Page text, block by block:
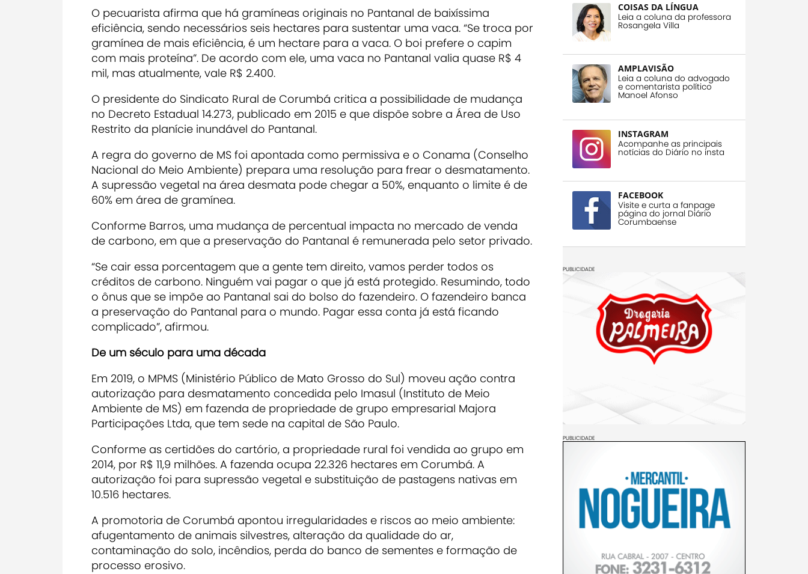
O pecuarista afirma que há gramíneas originais no Pantanal de baixíssima
eficiência, sendo necessários seis hectares para sustentar uma vaca. “Se troca por
gramínea de mais eficiência, é um hectare para a vaca. O boi prefere o capim
com mais proteína”. De acordo com ele, uma vaca no Pantanal valia quase R$ 4
mil, mas atualmente, vale R$ 2.400.
O presidente do Sindicato Rural de Corumbá critica a possibilidade de mudança
no Decreto Estadual 14.273, publicado em 2015 e que dispõe sobre a Área de Uso
Restrito da planície inundável do Pantanal.
A regra do governo de MS foi apontada como permissiva e o Conama (Conselho
Nacional do Meio Ambiente) prepara uma resolução para frear o desmatamento.
A supressão vegetal na área desmata pode chegar a 50%, enquanto o limite é de
60% em área de gramínea.
Conforme Barros, uma mudança de percentual impacta no mercado de venda
de carbono, em que a preservação do Pantanal é remunerada pelo setor privado.
“Se cair essa porcentagem que a gente tem direito, vamos perder todos os
créditos de carbono. Ninguém vai pagar o que já está protegido. Resumindo, todo
o ônus que se impõe ao Pantanal sai do bolso do fazendeiro. O fazendeiro banca
a preservação do Pantanal para o mundo. Pagar essa conta já está ficando
complicado”, afirmou.
De um século para uma década
Em 2019, o MPMS (Ministério Público de Mato Grosso do Sul) moveu ação contra
autorização para desmatamento concedida pelo Imasul (Instituto de Meio
Ambiente de MS) em fazenda de propriedade de grupo empresarial Majora
Participações Ltda, que tem sede na capital de São Paulo.
Conforme as certidões do cartório, a propriedade rural foi vendida ao grupo em
2014, por R$ 11,9 milhões. A fazenda ocupa 22.326 hectares em Corumbá. A
autorização foi para supressão vegetal e substituição de pastagens nativas em
10.516 hectares.
A promotoria de Corumbá apontou irregularidades e riscos ao meio ambiente:
afugentamento de animais silvestres, alteração da qualidade do ar,
contaminação do solo, incêndios, perda do banco de sementes e formação de
processo erosivo.
COISAS DA LÍNGUA
Leia a coluna da professora
Rosangela Villa
AMPLAVISÃO
Leia a coluna do advogado
e comentarista político
Manoel Afonso
INSTAGRAM
Acompanhe as principais
notícias do Diário no insta
FACEBOOK
Visite e curta a fanpage
página do jornal Diário
Corumbaense
PUBLICIDADE
PUBLICIDADE